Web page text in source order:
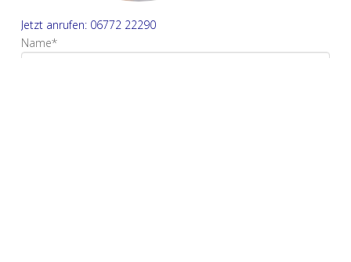
Jetzt anrufen: 06772 22290
Name*